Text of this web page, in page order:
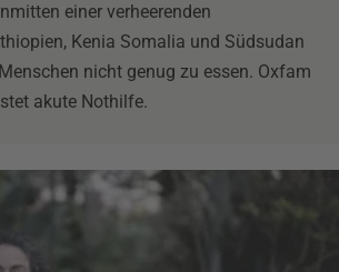
einer verheerenden
Kenia Somalia und Südsudan
nicht genug zu essen. Oxfam
akute Nothilfe.